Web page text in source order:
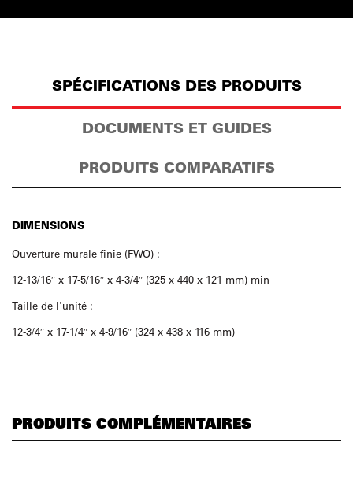
SPÉCIFICATIONS DES PRODUITS
DOCUMENTS ET GUIDES
PRODUITS COMPARATIFS
DIMENSIONS
Ouverture murale finie (FWO) :
12-13/16″ x 17-5/16″ x 4-3/4″ (325 x 440 x 121 mm) min
Taille de l'unité :
12-3/4″ x 17-1/4″ x 4-9/16″ (324 x 438 x 116 mm)
PRODUITS COMPLÉMENTAIRES